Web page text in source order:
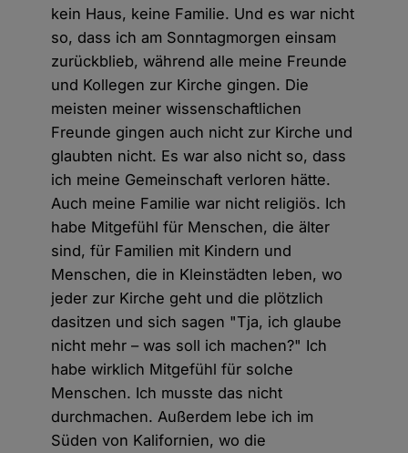
kein Haus, keine Familie. Und es war nicht
so, dass ich am Sonntagmorgen einsam
zurückblieb, während alle meine Freunde
und Kollegen zur Kirche gingen. Die
meisten meiner wissenschaftlichen
Freunde gingen auch nicht zur Kirche und
glaubten nicht. Es war also nicht so, dass
ich meine Gemeinschaft verloren hätte.
Auch meine Familie war nicht religiös. Ich
habe Mitgefühl für Menschen, die älter
sind, für Familien mit Kindern und
Menschen, die in Kleinstädten leben, wo
jeder zur Kirche geht und die plötzlich
dasitzen und sich sagen "Tja, ich glaube
nicht mehr – was soll ich machen?" Ich
habe wirklich Mitgefühl für solche
Menschen. Ich musste das nicht
durchmachen. Außerdem lebe ich im
Süden von Kalifornien, wo die